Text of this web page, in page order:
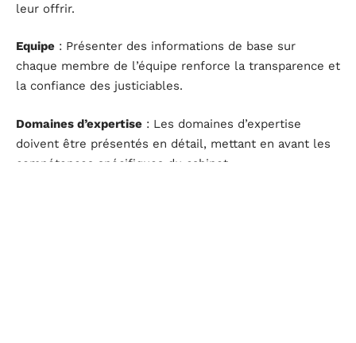
leur offrir.
Equipe : Présenter des informations de base sur
chaque membre de l’équipe renforce la transparence et
la confiance des justiciables.
Domaines d’expertise : Les domaines d’expertise
doivent être présentés en détail, mettant en avant les
compétences spécifiques du cabinet.